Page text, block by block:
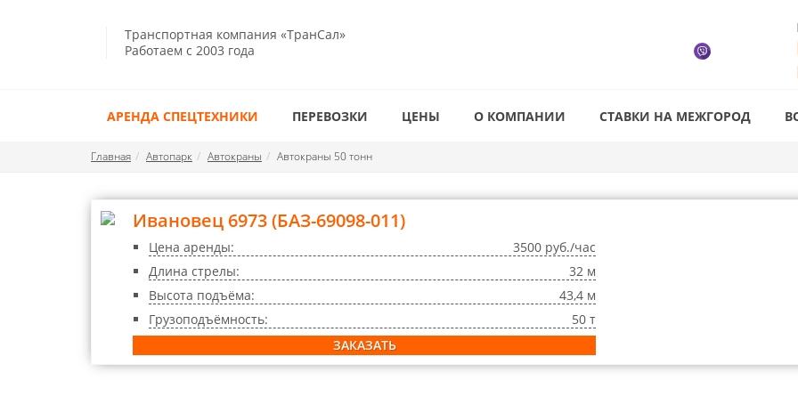
Транспортная компания «ТранСал»
Работаем с 2003 года
АРЕНДА СПЕЦТЕХНИКИ ПЕРЕВОЗКИ ЦЕНЫ О КОМПАНИИ СТАВКИ НА МЕЖГОРОД
Главная Автопарк Автокраны Автокраны 50 тонн
Ивановец 6973 (БАЗ-69098-011)
Цена аренды:
3500 руб./час
Длина стрелы:
32 м
Высота подъёма:
43,4 м
Грузоподъёмность:
50 т
ЗАКАЗАТЬ